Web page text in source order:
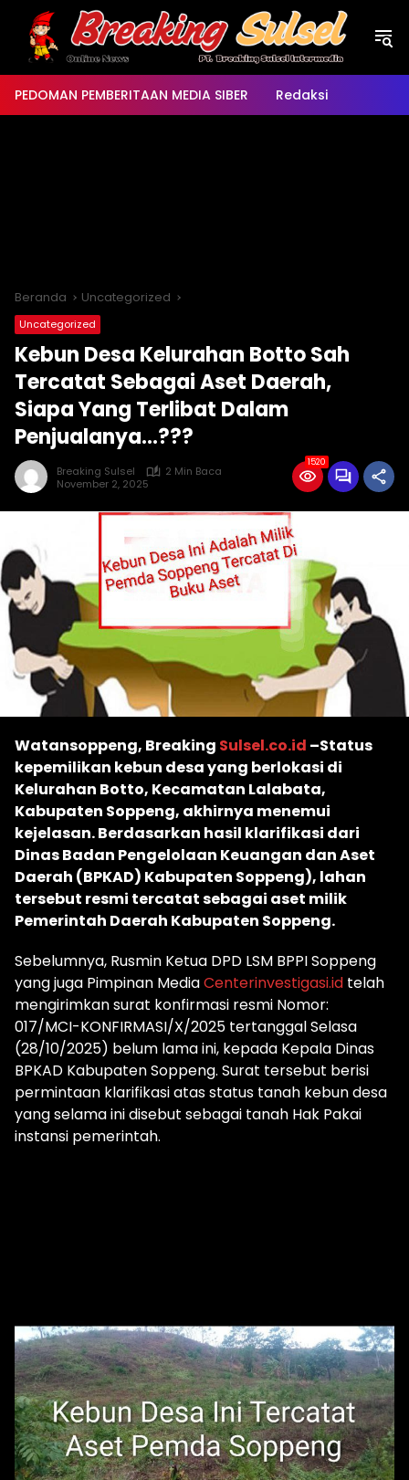
Langsung
konten
PEDOMAN PEMBERITAAN MEDIA SIBER Redaksi
Beranda Uncategorized
Uncategorized
Kebun Desa Kelurahan Botto Sah
Tercatat Sebagai Aset Daerah,
Siapa Yang Terlibat Dalam
Penjualanya…???
Breaking Sulsel
2 Min Baca
November 2, 2025
1520
Watansoppeng, Breaking Sulsel.co.id –Status
kepemilikan kebun desa yang berlokasi di
Kelurahan Botto, Kecamatan Lalabata,
Kabupaten Soppeng, akhirnya menemui
kejelasan. Berdasarkan hasil klarifikasi dari
Dinas Badan Pengelolaan Keuangan dan Aset
Daerah (BPKAD) Kabupaten Soppeng), lahan
tersebut resmi tercatat sebagai aset milik
Pemerintah Daerah Kabupaten Soppeng.
Sebelumnya, Rusmin Ketua DPD LSM BPPI Soppeng
yang juga Pimpinan MediaCenterinvestigasi.id telah
mengirimkan surat konfirmasi resmi Nomor:
017/MCI-KONFIRMASI/X/2025 tertanggal Selasa
(28/10/2025) belum lama ini, kepada Kepala Dinas
BPKAD Kabupaten Soppeng. Surat tersebut berisi
permintaan klarifikasi atas status tanah kebun desa
yang selama ini disebut sebagai tanah Hak Pakai
instansi pemerintah.